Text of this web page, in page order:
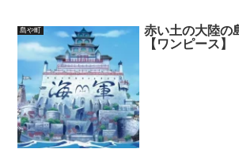
島や町
赤い土の大陸の
【ワンピース】